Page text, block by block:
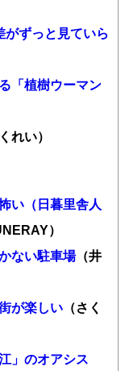
がずっと見ていら
「植樹ウーマン
れい）
い（日暮里舎人
）
ない駐車場（井
が楽しい （さく
」のオアシス